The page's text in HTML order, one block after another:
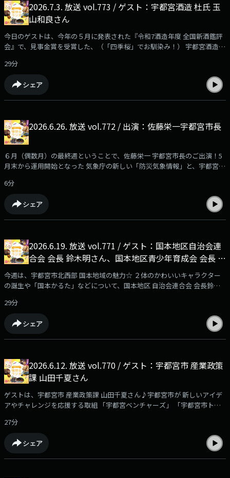
2026.7.3. 放送 vol.773 / ゲスト：宇都宮酒造 杜氏 玉
山和良さん
今日のゲストは、今年の５月に発表された『令和7酒造年度 全国新酒鑑評
会』で、見事金賞を受賞した、（「四季桜」でお馴染み！） 宇都宮酒造の
の思いなどなど うかがいました☆
29分
シェア
2026.6.26. 放送 vol.772 / 出演：佐藤栄一宇都宮市長
６月（偶数月）の最終週ということで、佐藤栄一 宇都宮市長のご出演！5
月末から運用開始となった 気象庁の新しい「防災気象情報」と、宇都宮市
て。また、障がい福祉課に新しく開設された「親なき後相談窓口」につい
てお話しいただきました。
6分
シェア
2026.6.19. 放送 vol.771 / ゲスト：国本地区自治会連
合会 会長 鈴木明さん、国本地区青少年育成会 会長 松
本栄さん、国本地区市民センター 所長 近藤康さん
今週は、宇都宮市北西部 国本地域の魅力☆ ２体のかわいいキャラクター
の誕生や「国本かるた」などについて、国本地区 自治会連合会 会長鈴木
所長 近藤康さんに お話をうかがいました！
29分
シェア
2026.6.12. 放送 vol.770 / ゲスト：宇都宮市 産業政策
課 山田千夏さん
ゲストは、宇都宮市 産業政策課 山田千夏さん♪宇都宮市が 新しいアイデ
アやチャレンジを応援する取組 「宇都宮ベンチャーズ」 「宇都宮市トラ
27分
シェア